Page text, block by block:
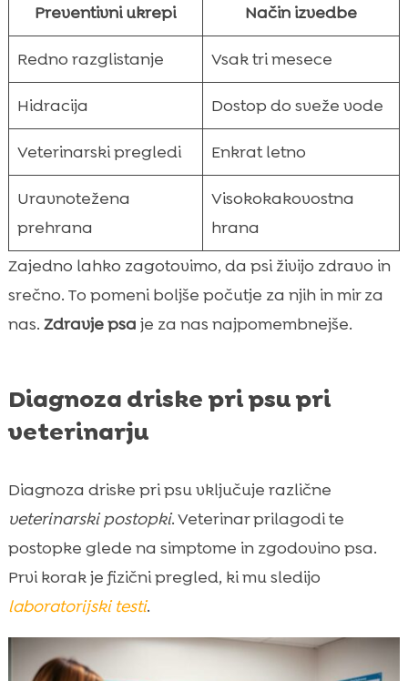
Preventivni ukrepi Način izvedbe
Redno razglistanje Vsak tri mesece
Hidracija Dostop do sveže vode
Veterinarski pregledi Enkrat letno
Uravnotežena
prehrana
Visokokakovostna
hrana
Zajedno lahko zagotovimo, da psi živijo zdravo in
srečno. To pomeni boljše počutje za njih in mir za
nas. Zdravje psa je za nas najpomembnejše.
Diagnoza driske pri psu pri
veterinarju
Diagnoza driske pri psu vključuje različne
veterinarski postopki. Veterinar prilagodi te
postopke glede na simptome in zgodovino psa.
Prvi korak je fizični pregled, ki mu sledijo
laboratorijski testi.